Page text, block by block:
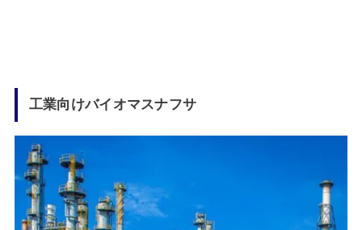
工業向けバイオマスナフサ